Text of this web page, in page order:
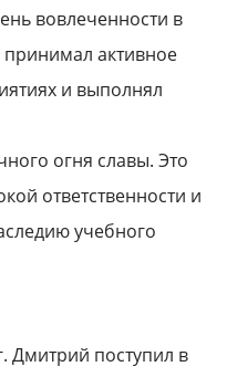
вовлеченности в
активное
и выполнял
огня славы. Это
ответственности и
учебного
Дмитрий поступил в